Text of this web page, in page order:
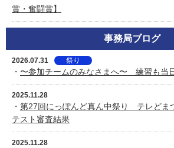
賞・奮闘賞】
事務局ブログ
2026.07.31 祭り
・ 〜参加チームのみなさまへ〜 練習も当
2025.11.28
・ 第27回にっぽんど真ん中祭り テレど
テスト審査結果
2025.11.28